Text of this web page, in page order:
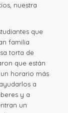
nuestra
que
familia
torta de
que están
horario más
a
y a
un